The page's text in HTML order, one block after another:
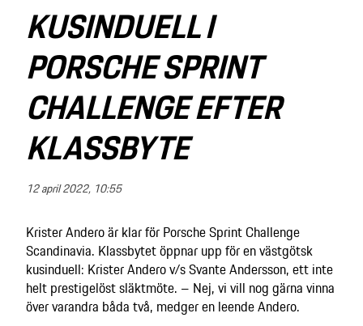
KUSINDUELL I
PORSCHE SPRINT
CHALLENGE EFTER
KLASSBYTE
12 april 2022, 10:55
Krister Andero är klar för Porsche Sprint Challenge
Scandinavia. Klassbytet öppnar upp för en västgötsk
kusinduell: Krister Andero v/s Svante Andersson, ett inte
helt prestigelöst släktmöte. – Nej, vi vill nog gärna vinna
över varandra båda två, medger en leende Andero.